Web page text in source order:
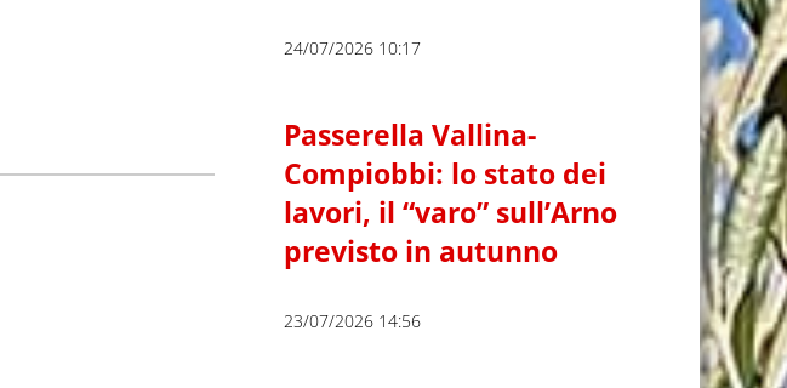
24/07/2026 10:17
Passerella Vallina-
Compiobbi: lo stato dei
lavori, il “varo” sull’Arno
previsto in autunno
23/07/2026 14:56